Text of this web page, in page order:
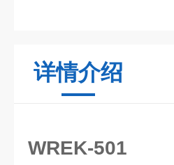
详情介绍
WREK-501